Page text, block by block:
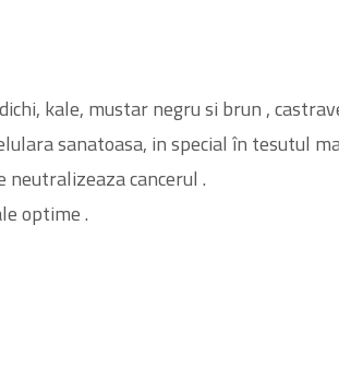
kale, mustar negru si brun ,
sanatoasa, in special în tesutul
neutralizeaza cancerul .
optime .